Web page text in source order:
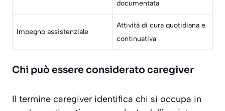
documentata
Impegno assistenziale
Attività di cura quotidiana e
continuativa
Chi può essere considerato caregiver
Il termine caregiver identifica chi si occupa in